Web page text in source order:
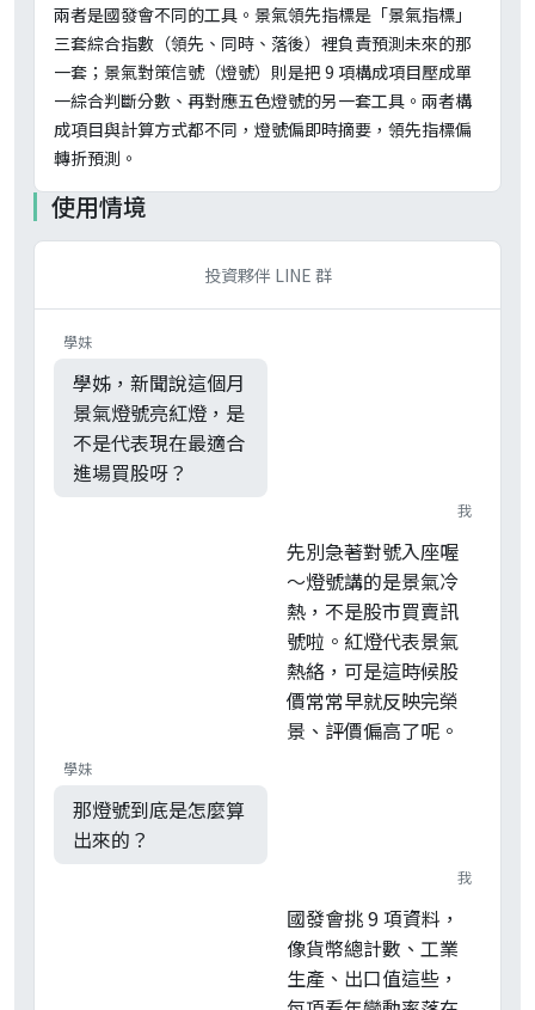
兩者是國發會不同的工具。景氣領先指標是「景氣指標」
三套綜合指數（領先、同時、落後）裡負責預測未來的那
一套；景氣對策信號（燈號）則是把 9 項構成項目壓成單
一綜合判斷分數、再對應五色燈號的另一套工具。兩者構
成項目與計算方式都不同，燈號偏即時摘要，領先指標偏
轉折預測。
使用情境
投資夥伴 LINE 群
學妹
學姊，新聞說這個月
景氣燈號亮紅燈，是
不是代表現在最適合
進場買股呀？
我
先別急著對號入座喔
～燈號講的是景氣冷
熱，不是股市買賣訊
號啦。紅燈代表景氣
熱絡，可是這時候股
價常常早就反映完榮
景、評價偏高了呢。
學妹
那燈號到底是怎麼算
出來的？
我
國發會挑 9 項資料，
像貨幣總計數、工業
生產、出口值這些，